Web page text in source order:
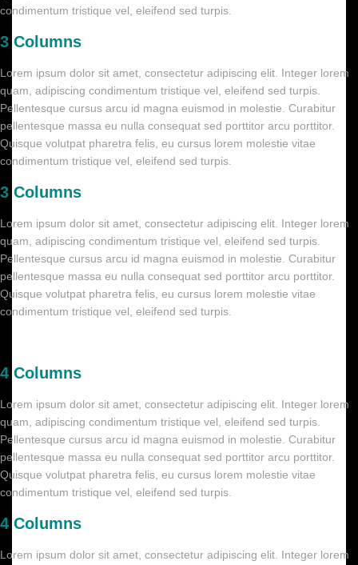
condimentum tristique vel, eleifend sed turpis.
3 Columns
Lorem ipsum dolor sit amet, consectetur adipiscing elit. Integer lorem
quam, adipiscing condimentum tristique vel, eleifend sed turpis.
Pellentesque cursus arcu id magna euismod in molestie. Curabitur
pellentesque massa eu nulla consequat sed porttitor arcu porttitor.
Quisque volutpat pharetra felis, eu cursus lorem molestie vitae
condimentum tristique vel, eleifend sed turpis.
3 Columns
Lorem ipsum dolor sit amet, consectetur adipiscing elit. Integer lorem
quam, adipiscing condimentum tristique vel, eleifend sed turpis.
Pellentesque cursus arcu id magna euismod in molestie. Curabitur
pellentesque massa eu nulla consequat sed porttitor arcu porttitor.
Quisque volutpat pharetra felis, eu cursus lorem molestie vitae
condimentum tristique vel, eleifend sed turpis.
4 Columns
Lorem ipsum dolor sit amet, consectetur adipiscing elit. Integer lorem
quam, adipiscing condimentum tristique vel, eleifend sed turpis.
Pellentesque cursus arcu id magna euismod in molestie. Curabitur
pellentesque massa eu nulla consequat sed porttitor arcu porttitor.
Quisque volutpat pharetra felis, eu cursus lorem molestie vitae
condimentum tristique vel, eleifend sed turpis.
4 Columns
Lorem ipsum dolor sit amet, consectetur adipiscing elit. Integer lorem